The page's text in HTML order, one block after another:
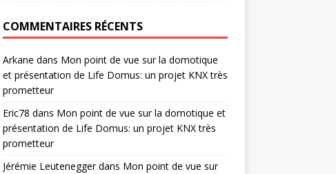
COMMENTAIRES RÉCENTS
Arkane dans Mon point de vue sur la domotique
et présentation de Life Domus: un projet KNX très
prometteur
Eric78 dans Mon point de vue sur la domotique et
présentation de Life Domus: un projet KNX très
prometteur
Jérémie Leuteneggerdans Mon point de vue sur